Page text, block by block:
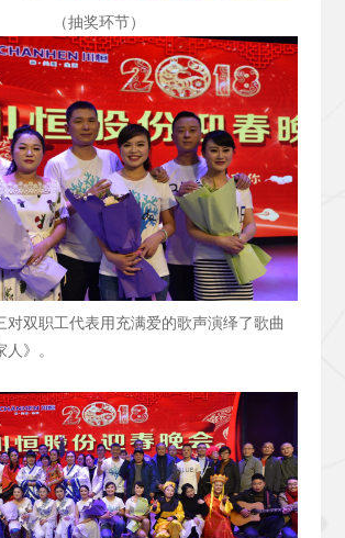
（抽奖环节）
对双职工代表用充满爱的歌声演绎了歌曲
人》。